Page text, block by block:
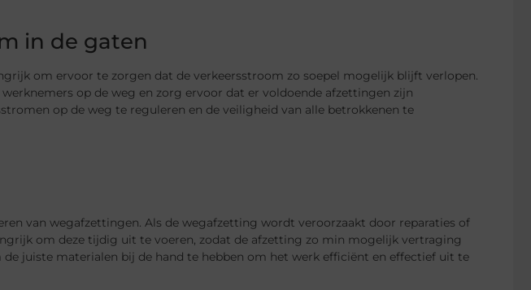
in de gaten
om ervoor te zorgen dat de verkeersstroom zo soepel mogelijk blijft verlopen.
op de weg en zorg ervoor dat er voldoende afzettingen zijn
op de weg te reguleren en de veiligheid van alle betrokkenen te
van wegafzettingen. Als de wegafzetting wordt veroorzaakt door reparaties of
om deze tijdig uit te voeren, zodat de afzetting zo min mogelijk vertraging
juiste materialen bij de hand te hebben om het werk efficiënt en effectief uit te